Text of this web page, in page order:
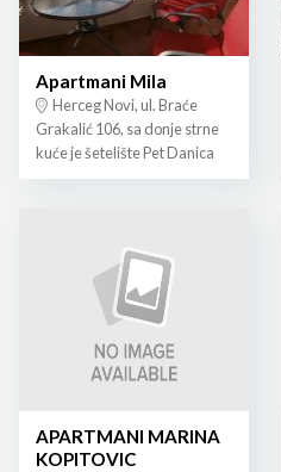
Apartmani Mila
Herceg Novi, ul. Braće
Grakalić 106, sa donje strne
kuće je šetelište Pet Danica
APARTMANI MARINA
KOPITOVIC